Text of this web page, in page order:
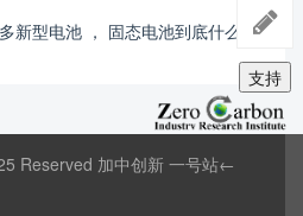
支持
新型电池 ， 固态电池到底什么时
Reserved 加中创新 一号站←